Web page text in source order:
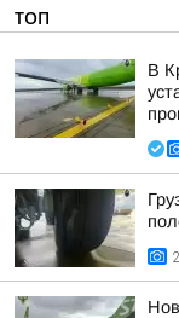
ТОП
В